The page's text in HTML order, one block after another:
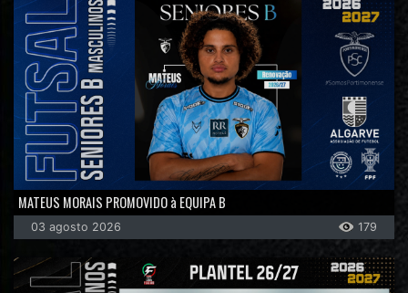
MATEUS MORAIS PROMOVIDO à EQUIPA B
03 agosto 2026 179